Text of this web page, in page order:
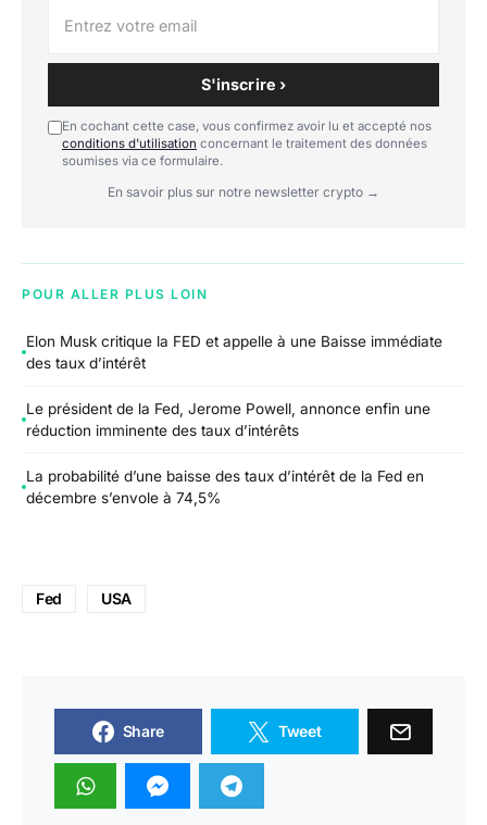
S'inscrire ›
En cochant cette case, vous confirmez avoir lu et accepté nos
conditions d'utilisation concernant le traitement des données
soumises via ce formulaire.
En savoir plus sur notre newsletter crypto →
POUR ALLER PLUS LOIN
Elon Musk critique la FED et appelle à une Baisse immédiate
des taux d’intérêt
Le président de la Fed, Jerome Powell, annonce enfin une
réduction imminente des taux d’intérêts
La probabilité d’une baisse des taux d’intérêt de la Fed en
décembre s’envole à 74,5%
Fed USA
Share Tweet